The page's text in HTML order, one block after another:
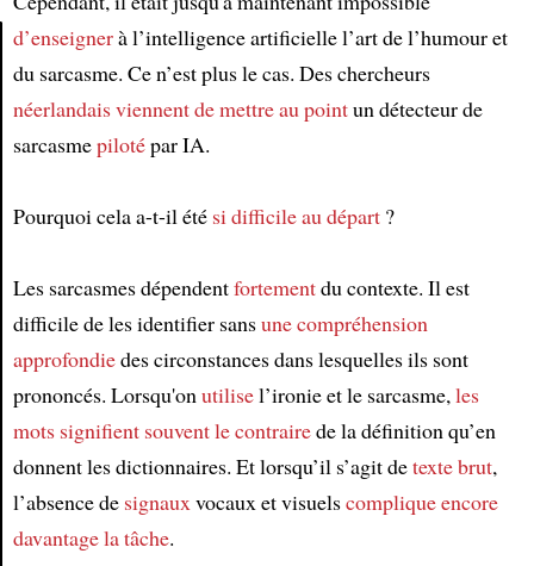
d’enseignerà l’intelligence artificielle l’art de l’humour et
du sarcasme. Ce n’est plus le cas. Des chercheurs
néerlandaisviennent de mettre au pointun détecteur de
sarcasmepilotépar IA.
Pourquoi cela a-t-il été si difficileau départ?
Les sarcasmes dépendentfortementdu contexte. Il est
difficile de les identifier sansune compréhension
approfondiedes circonstances dans lesquelles ils sont
prononcés. Lorsqu'onutilisel’ironie et le sarcasme,les
mots signifient souventle contrairede la définition qu’en
donnent les dictionnaires. Et lorsqu’il s’agit detexte brut,
l’absence de signauxvocaux et visuelscomplique encore
davantagela tâche.